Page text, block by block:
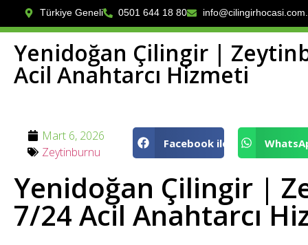
Türkiye Geneli 0501 644 18 80
Yenidoğan Çilingir |
Acil Anahtarcı Hizmeti
Mart 6, 2026
Zeytinburnu
Facebook ile
Yenidoğan Çilingir |
7/24 Acil Anahtarcı